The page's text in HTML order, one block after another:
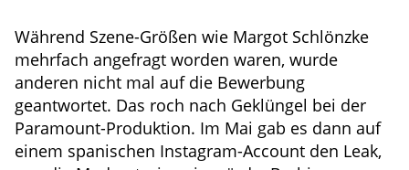
Während Szene-Größen wie Margot Schlönzke
mehrfach angefragt worden waren, wurde
anderen nicht mal auf die Bewerbung
geantwortet. Das roch nach Geklüngel bei der
Paramount-Produktion. Im Mai gab es dann auf
einem spanischen Instagram-Account den Leak,